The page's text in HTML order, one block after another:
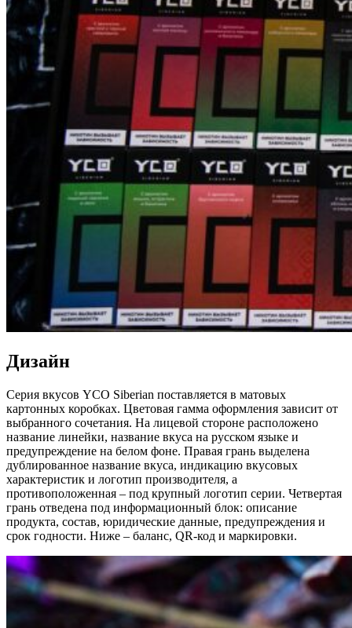
Дизайн
Серия вкусов YCO Siberian поставляется в матовых
картонных коробках. Цветовая гамма оформления зависит от
выбранного сочетания. На лицевой стороне расположено
название линейки, название вкуса на русском языке и
предупреждение на белом фоне. Правая грань выделена
дублированное название вкуса, индикацию вкусовых
характеристик и логотип производителя, а
противоположенная – под крупный логотип серии. Четвертая
грань отведена под информационный блок: описание
продукта, состав, юридические данные, предупреждения и
срок годности. Ниже – баланс, QR-код и маркировки.